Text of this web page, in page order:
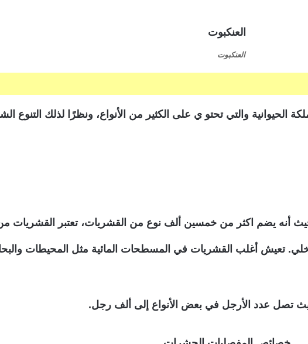
العنكبوت
والتي تحتو ي على الكثير من الأنواع، ونظرًا لذلك التنوع
أنه يضم اكثر من خمسين ألف نوع من القشريات، تعتبر القشريات من
تعيش أغلب القشريات في المسطحات المائية مثل المحيطات
تصل عدد الأرجل في بعض الأنواع إلى ألف رجل.